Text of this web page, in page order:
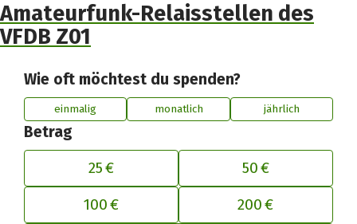
Amateurfunk-Relaisstellen des
VFDB Z01
Wie oft möchtest du spenden?
einmalig monatlich jährlich
Betrag
25 €
50 €
100 € 200 €